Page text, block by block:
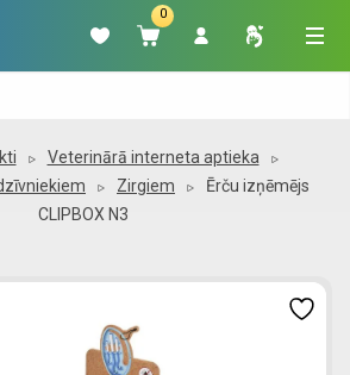
0
Veterinārā interneta aptieka
Zirgiem
Ērču izņēmējs
CLIPBOX N3